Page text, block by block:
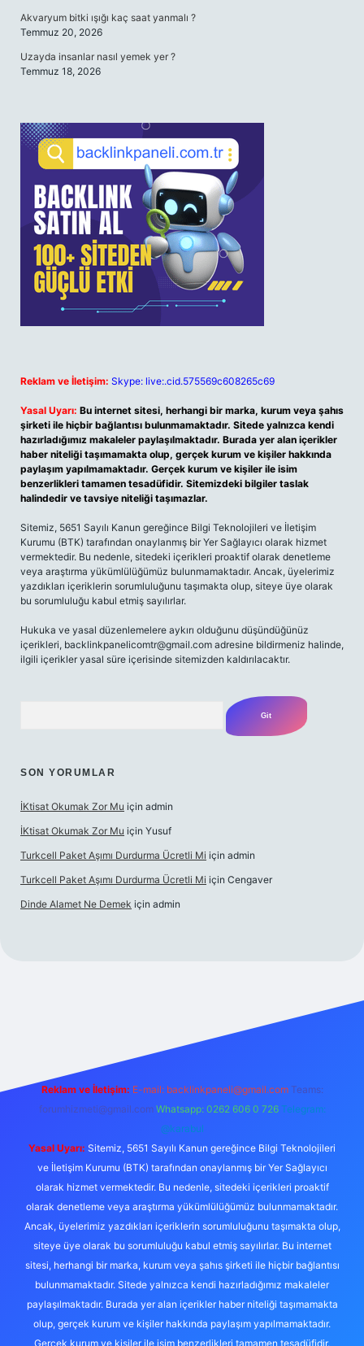
Akvaryum bitki ışığı kaç saat yanmalı ?
Temmuz 20, 2026
Uzayda insanlar nasıl yemek yer ?
Temmuz 18, 2026
Reklam ve İletişim: Skype: live:.cid.575569c608265c69
Yasal Uyarı: Bu internet sitesi, herhangi bir marka, kurum veya şahıs
şirketi ile hiçbir bağlantısı bulunmamaktadır. Sitede yalnızca kendi
hazırladığımız makaleler paylaşılmaktadır. Burada yer alan içerikler
haber niteliği taşımamakta olup, gerçek kurum ve kişiler hakkında
paylaşım yapılmamaktadır. Gerçek kurum ve kişiler ile isim
benzerlikleri tamamen tesadüfidir. Sitemizdeki bilgiler taslak
halindedir ve tavsiye niteliği taşımazlar.
Sitemiz, 5651 Sayılı Kanun gereğince Bilgi Teknolojileri ve İletişim
Kurumu (BTK) tarafından onaylanmış bir Yer Sağlayıcı olarak hizmet
vermektedir. Bu nedenle, sitedeki içerikleri proaktif olarak denetleme
veya araştırma yükümlülüğümüz bulunmamaktadır. Ancak, üyelerimiz
yazdıkları içeriklerin sorumluluğunu taşımakta olup, siteye üye olarak
bu sorumluluğu kabul etmiş sayılırlar.
Hukuka ve yasal düzenlemelere aykırı olduğunu düşündüğünüz
içerikleri, backlinkpanelicomtr@gmail.com adresine bildirmeniz halinde,
ilgili içerikler yasal süre içerisinde sitemizden kaldırılacaktır.
SON YORUMLAR
İKtisat Okumak Zor Mu için admin
İKtisat Okumak Zor Mu için Yusuf
Turkcell Paket Aşımı Durdurma Ücretli Mi için admin
Turkcell Paket Aşımı Durdurma Ücretli Mi için Cengaver
Dinde Alamet Ne Demek için admin
Reklam ve İletişim: E-mail: backlinkpaneli@gmail.com Teams:
forumhizmeti@gmail.com Whatsapp: 0262 606 0 726 Telegram:
@karabul
Yasal Uyarı: Sitemiz, 5651 Sayılı Kanun gereğince Bilgi Teknolojileri
ve İletişim Kurumu (BTK) tarafından onaylanmış bir Yer Sağlayıcı
olarak hizmet vermektedir. Bu nedenle, sitedeki içerikleri proaktif
olarak denetleme veya araştırma yükümlülüğümüz bulunmamaktadır.
Ancak, üyelerimiz yazdıkları içeriklerin sorumluluğunu taşımakta olup,
siteye üye olarak bu sorumluluğu kabul etmiş sayılırlar. Bu internet
sitesi, herhangi bir marka, kurum veya şahıs şirketi ile hiçbir bağlantısı
bulunmamaktadır. Sitede yalnızca kendi hazırladığımız makaleler
paylaşılmaktadır. Burada yer alan içerikler haber niteliği taşımamakta
olup, gerçek kurum ve kişiler hakkında paylaşım yapılmamaktadır.
Gerçek kurum ve kişiler ile isim benzerlikleri tamamen tesadüfidir.